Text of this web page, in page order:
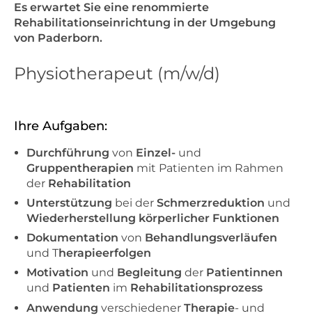
Es erwartet Sie eine renommierte
Rehabilitationseinrichtung in der Umgebung
von Paderborn.
Physiotherapeut (m/w/d)
Ihre Aufgaben:
Durchführung von Einzel- und
Gruppentherapien mit Patienten im Rahmen
der Rehabilitation
Unterstützung bei der Schmerzreduktion und
Wiederherstellung körperlicher Funktionen
Dokumentation von Behandlungsverläufen
und Therapieerfolgen
Motivation und Begleitung der Patientinnen
und Patienten im Rehabilitationsprozess
Anwendung verschiedener Therapie- und